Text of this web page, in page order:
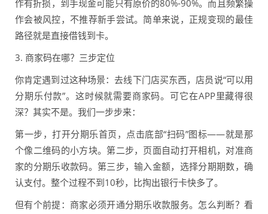
作有折损，到手现金可能只有原价的80%-90%。而且频繁操
作会被风控，不推荐新手尝试。简单来说，正规变现的最佳
路径就是直接借钱到卡。
3. 商家码在哪？三步定位
你肯定遇到过这种场景：去线下门店买东西，店员说“可以用
分期乐付款”。这时候就需要商家码。可它在APP里藏得很
深？其实不是。我们一步步来：
第一步，打开分期乐首页，点击底部“扫码”图标——就是那
个像二维码的小方块。第二步，页面自动打开相机，对准商
家的分期乐收款码。第三步，输入金额，选择分期期数，确
认支付。整个过程不到10秒，比掏出银行卡快多了。
但有个前提：商家必须开通分期乐收款服务。怎么判断？看